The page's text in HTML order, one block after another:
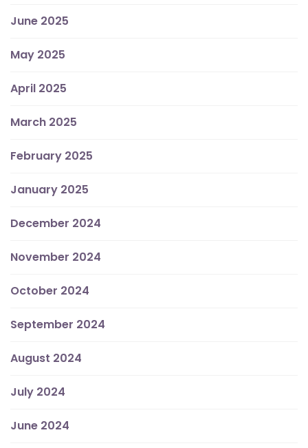
June 2025
May 2025
April 2025
March 2025
February 2025
January 2025
December 2024
November 2024
October 2024
September 2024
August 2024
July 2024
June 2024